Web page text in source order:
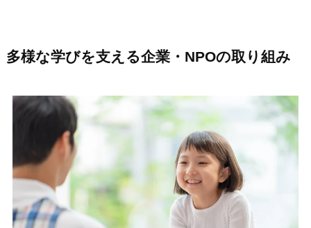
多様な学びを支える企業・NPOの取り組み